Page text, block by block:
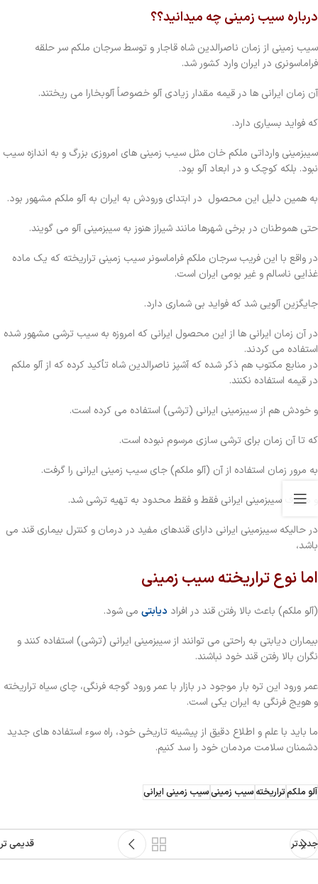
درباره سیب زمینی چه میدانید؟؟
سیب زمینی از زمان ناصرالدین شاه قاجار و توسط سرجان ملکم سر حلقه
فراماسونری در ایران وارد کشور شد.
آن زمان ایرانی ها در قیمه مقدار زیادی آلو خصوصاً آلوبخارا می ریختند.
که فواید بسیاری دارد.
سیبزمینی وارداتی ملکم خان مثل سیب زمینی های امروزی بزرگ و به اندازه سیب
نبود. بلکه کوچک و در ابعاد آلو بود.
به همین دلیل این محصول در ابتدای ورودش به ایران به آلو ملکم مشهور بود.
حتی هموطنان در برخی شهرها مانند شیراز هنوز به سیبزمینی آلو می گویند.
در واقع با این فریب سرجان ملکم فراماسونر سیب زمینی تراریخته که یک ماده
غذایی ناسالم و غیر بومی ایران است.
جایگزین آلویی شد که فواید بی شماری دارد.
در آن زمان ایرانی ها از این محصول ایرانی که امروزه به سیب ترشی مشهور شده
استفاده می کردند.
در منابع مکتوب هم ذکر شده که آشپز ناصرالدین شاه تأکید کرده که از آلو ملکم
در قیمه استفاده نکنند.
و خودش هم از سیبزمینی ایرانی (ترشی) استفاده می کرده است.
که تا آن زمان برای ترشی سازی مرسوم نبوده است.
به مرور زمان استفاده از آن (آلو ملکم) جای سیب زمینی ایرانی را گرفت.
و مصرف سیبزمینی ایرانی فقط و فقط محدود به تهیه ترشی شد.
در حالیکه سیبزمینی ایرانی دارای قندهای مفید در درمان و کنترل بیماری قند می
باشد،
اما نوع تراریخته سیب زمینی
(آلو ملکم) باعث بالا رفتن قند در افراد دیابتی می شود.
بیماران دیابتی به راحتی می توانند از سیبزمینی ایرانی (ترشی) استفاده کنند و
نگران بالا رفتن قند خود نباشند.
عمر ورود این تره بار موجود در بازار با عمر ورود گوجه فرنگی، چای سیاه تراریخته
و هویج فرنگی به ایران یکی است.
ما باید با علم و اطلاع دقیق از پیشینه تاریخی خود، راه سوء استفاده های جدید
دشمنان سلامت مردمان خود را سد کنیم.
آلو ملکمتراریختهسیب زمینیسیب زمینی ایرانی
جدیدتر قدیمی تر